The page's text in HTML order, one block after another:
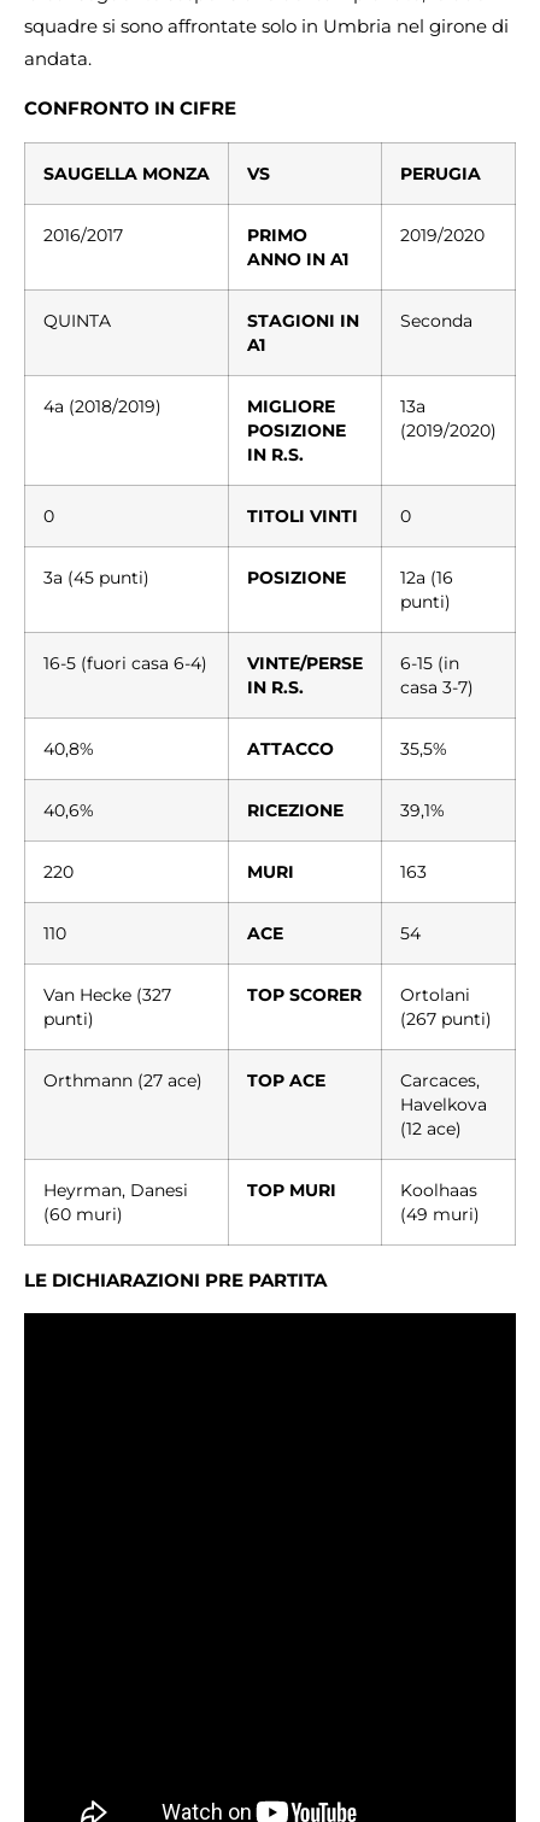
squadre si sono affrontate solo in Umbria nel girone di
andata.
CONFRONTO IN CIFRE
SAUGELLA MONZA VS PERUGIA
2016/2017
PRIMO
ANNO IN A1
2019/2020
QUINTA
STAGIONI IN
A1
Seconda
4a (2018/2019)
MIGLIORE
POSIZIONE
IN R.S.
13a
(2019/2020)
0 TITOLI VINTI 0
3a (45 punti) POSIZIONE
12a (16
punti)
16-5 (fuori casa 6-4)
VINTE/PERSE
IN R.S.
6-15 (in
casa 3-7)
40,8% ATTACCO 35,5%
40,6% RICEZIONE 39,1%
220 MURI 163
110 ACE 54
Van Hecke (327
punti)
TOP SCORER
Ortolani
(267 punti)
Orthmann (27 ace) TOP ACE
Carcaces,
Havelkova
(12 ace)
Heyrman, Danesi
(60 muri)
TOP MURI
Koolhaas
(49 muri)
LE DICHIARAZIONI PRE PARTITA